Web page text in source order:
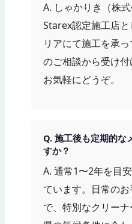
A. しゃかりき（株
Starex認定施工店
リアにて施工を承
のご相談から受け付
お気軽にどうぞ。
Q. 施工後も定期的な
すか？
A. 通常1〜2年を目
ています。日常の
で、特別なクリー